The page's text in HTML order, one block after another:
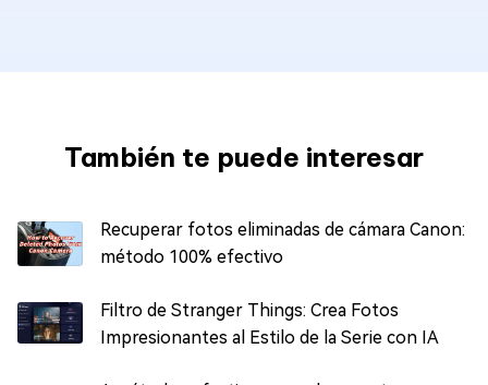
También te puede interesar
Recuperar fotos eliminadas de cámara Canon:
método 100% efectivo
Filtro de Stranger Things: Crea Fotos
Impresionantes al Estilo de la Serie con IA